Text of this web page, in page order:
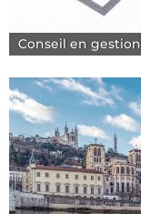
Conseil en gestion